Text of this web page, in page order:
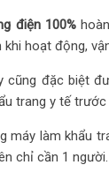
điện 100%
hoạt động,
cũng đặc biệt
trang y tế trước
máy làm khẩu
chỉ cần 1 người.